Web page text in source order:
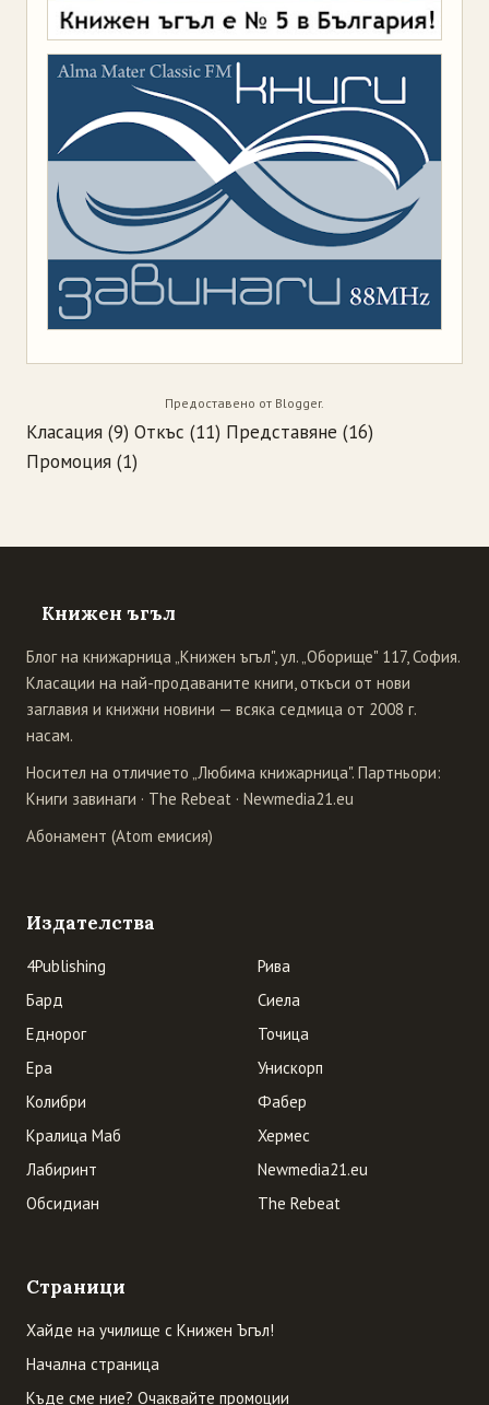
Предоставено от Blogger.
Класация (9) Откъс (11) Представяне (16)
Промоция (1)
Книжен ъгъл
Блог на книжарница „Книжен ъгъл", ул. „Оборище" 117, София.
Класации на най-продаваните книги, откъси от нови
заглавия и книжни новини — всяка седмица от 2008 г.
насам.
Носител на отличието „Любима книжарница". Партньори:
Книги завинаги · The Rebeat · Newmedia21.eu
Абонамент (Atom емисия)
Издателства
4Publishing
Бард
Еднорог
Ера
Колибри
Кралица Маб
Лабиринт
Обсидиан
Рива
Сиела
Точица
Унискорп
Фабер
Хермес
Newmedia21.eu
The Rebeat
Страници
Хайде на училище с Книжен Ъгъл!
Начална страница
Къде сме ние? Очаквайте промоции